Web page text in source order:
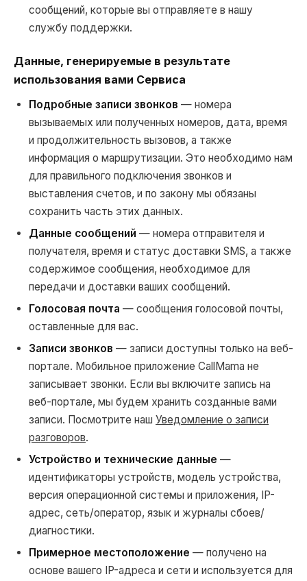
сообщений, которые вы отправляете в нашу
службу поддержки.
Данные, генерируемые в результате
использования вами Сервиса
Подробные записи звонков — номера
вызываемых или полученных номеров, дата, время
и продолжительность вызовов, а также
информация о маршрутизации. Это необходимо нам
для правильного подключения звонков и
выставления счетов, и по закону мы обязаны
сохранить часть этих данных.
Данные сообщений — номера отправителя и
получателя, время и статус доставки SMS, а также
содержимое сообщения, необходимое для
передачи и доставки ваших сообщений.
Голосовая почта — сообщения голосовой почты,
оставленные для вас.
Записи звонков — записи доступны только на веб-
портале. Мобильное приложение CallMama не
записывает звонки. Если вы включите запись на
веб-портале, мы будем хранить созданные вами
записи. Посмотрите наш Уведомление о записи
разговоров.
Устройство и технические данные —
идентификаторы устройств, модель устройства,
версия операционной системы и приложения, IP-
адрес, сеть/оператор, язык и журналы сбоев/
диагностики.
Примерное местоположение — получено на
основе вашего IP-адреса и сети и используется для